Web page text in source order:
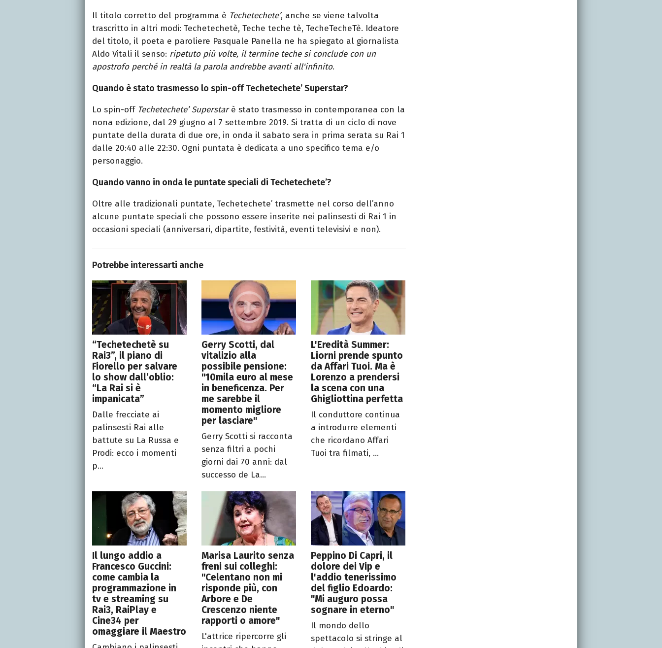
Il titolo corretto del programma è Techetechete’, anche se viene talvolta
trascritto in altri modi: Techetechetè, Teche teche tè, TecheTecheTè. Ideatore
del titolo, il poeta e paroliere Pasquale Panella ne ha spiegato al giornalista
Aldo Vitali il senso: ripetuto più volte, il termine teche si conclude con un
apostrofo perché in realtà la parola andrebbe avanti all'infinito.
Quando è stato trasmesso lo spin-off Techetechete’ Superstar?
Lo spin-off Techetechete’ Superstarè stato trasmesso in contemporanea con la
nona edizione, dal 29 giugno al 7 settembre 2019. Si tratta di un ciclo di nove
puntate della durata di due ore, in onda il sabato sera in prima serata su Rai 1
dalle 20:40 alle 22:30. Ogni puntata è dedicata a uno specifico tema e/o
personaggio.
Quando vanno in onda le puntate speciali di Techetechete’?
Oltre alle tradizionali puntate, Techetechete’ trasmette nel corso dell’anno
alcune puntate speciali che possono essere inserite nei palinsesti di Rai 1 in
occasioni speciali (anniversari, dipartite, festività, eventi televisivi e non).
Potrebbe interessarti anche
“Techetechetè su
Rai3”, il piano di
Fiorello per salvare
lo show dall’oblio:
“La Rai si è
impanicata”
Dalle frecciate ai
palinsesti Rai alle
battute su La Russa e
Prodi: ecco i momenti
p...
Gerry Scotti, dal
vitalizio alla
possibile pensione:
"10mila euro al mese
in beneficenza. Per
me sarebbe il
momento migliore
per lasciare"
Gerry Scotti si racconta
senza filtri a pochi
giorni dai 70 anni: dal
successo de La...
L'Eredità Summer:
Liorni prende spunto
da Affari Tuoi. Ma è
Lorenzo a prendersi
la scena con una
Ghigliottina perfetta
Il conduttore continua
a introdurre elementi
che ricordano Affari
Tuoi tra filmati, ...
Il lungo addio a
Francesco Guccini:
come cambia la
programmazione in
tv e streaming su
Rai3, RaiPlay e
Cine34 per
omaggiare il Maestro
Marisa Laurito senza
freni sui colleghi:
"Celentano non mi
risponde più, con
Arbore e De
Crescenzo niente
rapporti o amore"
L'attrice ripercorre gli
Peppino Di Capri, il
dolore dei Vip e
l'addio tenerissimo
del figlio Edoardo:
"Mi auguro possa
sognare in eterno"
Il mondo dello
spettacolo si stringe al